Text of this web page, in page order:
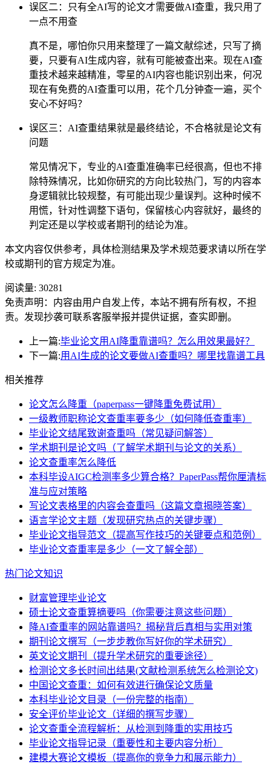
误区二：只有全AI写的论文才需要做AI查重，我只用了
一点不用查
真不是，哪怕你只用来整理了一篇文献综述，只写了摘
要，只要有AI生成内容，就有可能被查出来。现在AI查
重技术越来越精准，零星的AI内容也能识别出来，何况
现在有免费的AI查重可以用，花个几分钟查一遍，买个
安心不好吗？
误区三：AI查重结果就是最终结论，不合格就是论文有
问题
常见情况下，专业的AI查重准确率已经很高，但也不排
除特殊情况，比如你研究的方向比较热门，写的内容本
身逻辑就比较规整，有可能出现少量误判。这种时候不
用慌，针对性调整下语句，保留核心内容就好，最终的
判定还是以学校或者期刊的结论为准。
本文内容仅供参考，具体检测结果及学术规范要求请以所在学
校或期刊的官方规定为准。
阅读量: 30281
免责声明：内容由用户自发上传，本站不拥有所有权，不担
责。发现抄袭可联系客服举报并提供证据，查实即删。
上一篇:毕业论文用AI降重靠谱吗？怎么用效果最好？
下一篇:用AI生成的论文要做AI查重吗？哪里找靠谱工具
相关推荐
论文怎么降重（paperpass一键降重免费试用）
一级教师职称论文查重率要多少（如何降低查重率）
毕业论文结尾致谢查重吗（常见疑问解答）
学术期刊是论文吗（了解学术期刊与论文的关系）
论文查重率怎么降低
本科毕设AIGC检测率多少算合格？PaperPass帮你厘清标
准与应对策略
写论文表格里的内容会查重吗（这篇文章揭晓答案）
语言学论文主题（发现研究热点的关键步骤）
毕业论文指导范文（提高写作技巧的关键要点和范例）
毕业论文查重率是多少（一文了解全部）
热门论文知识
财富管理毕业论文
硕士论文查重算摘要吗（你需要注意这些问题）
降AI查重率的网站靠谱吗？揭秘背后真相与实用对策
期刊论文撰写（一步步教你写好你的学术研究）
英文论文期刊（提升学术研究的重要途径）
检测论文多长时间出结果(文献检测系统怎么检测论文)
中国论文查重：如何有效进行确保论文质量
本科毕业论文目录（一份完整的指南）
安全评价毕业论文（详细的撰写步骤）
论文查重全流程解析：从检测到降重的实用技巧
毕业论文指导记录（重要性和主要内容分析）
建模大赛论文模板（提高你的竞争力和展示能力）